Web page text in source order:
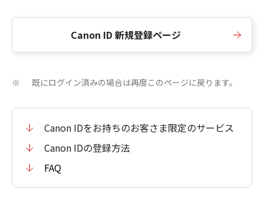
Canon ID 新規登録ページ
※ 既にログイン済みの場合は再度このページに戻ります。
Canon IDをお持ちのお客さま限定のサービス
Canon IDの登録方法
FAQ